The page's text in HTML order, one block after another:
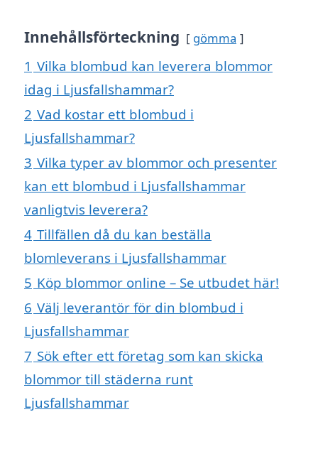
Innehållsförteckning gömma
1 Vilka blombud kan leverera blommor
idag i Ljusfallshammar?
2 Vad kostar ett blombud i
Ljusfallshammar?
3 Vilka typer av blommor och presenter
kan ett blombud i Ljusfallshammar
vanligtvis leverera?
4 Tillfällen då du kan beställa
blomleverans i Ljusfallshammar
5 Köp blommor online – Se utbudet här!
6 Välj leverantör för din blombud i
Ljusfallshammar
7 Sök efter ett företag som kan skicka
blommor till städerna runt
Ljusfallshammar